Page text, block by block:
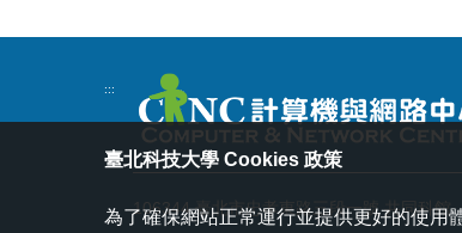
:::
106344 臺北市忠孝東路三段一號 共同科館
臺北科技大學 Cookies 政策
為了確保網站正常運行並提供更好的使用